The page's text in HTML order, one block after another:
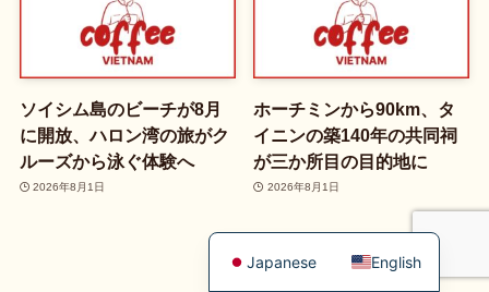
ソイシム島のビーチが8月
に開放、ハロン湾の旅がク
ルーズから泳ぐ体験へ
2026年8月1日
ホーチミンから90km、タ
イニンの築140年の共同祠
が三か所目の目的地に
2026年8月1日
Japanese English